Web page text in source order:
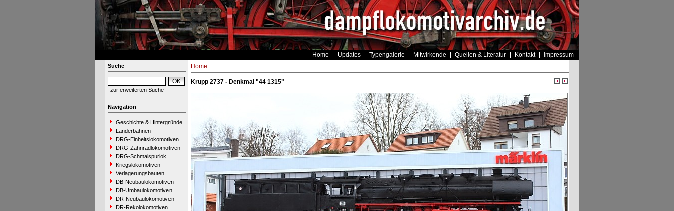
Home Updates Typengalerie Mitwirkende Quellen & Literatur Kontakt Impressum
Suche
zur erweiterten Suche
Navigation
Geschichte & Hintergründe
Länderbahnen
DRG-Einheitslokomotiven
DRG-Zahnradlokomotiven
DRG-Schmalspurlok.
Kriegslokomotiven
Verlagerungsbauten
DB-Neubaulokomotiven
DB-Umbaulokomotiven
DR-Neubaulokomotiven
DR-Rekolokomotiven
Home
Krupp 2737 - Denkmal "44 1315"